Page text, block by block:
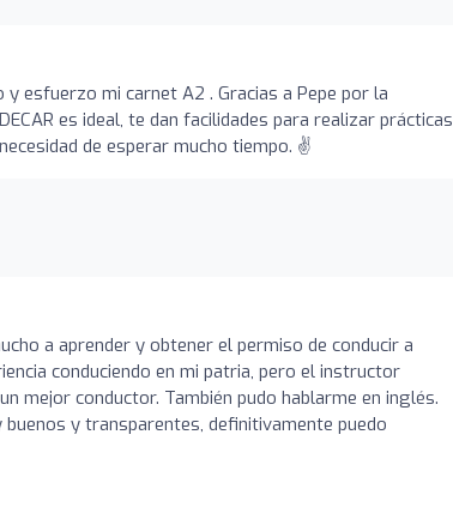
esfuerzo mi carnet A2 ️. Gracias a Pepe por la
es ideal, te dan facilidades para realizar prácticas
de esperar mucho tiempo. ✌
a aprender y obtener el permiso de conducir a
conduciendo en mi patria, pero el instructor
mejor conductor. También pudo hablarme en inglés.
y transparentes, definitivamente puedo